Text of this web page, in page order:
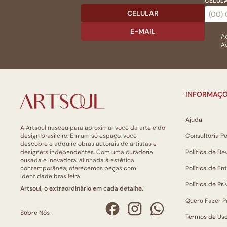
CELULAR
E-MAIL
A Artsoul nasceu para aproximar você da arte e do
design brasileiro. Em um só espaço, você
descobre e adquire obras autorais de artistas e
designers independentes. Com uma curadoria
ousada e inovadora, alinhada à estética
contemporânea, oferecemos peças com
identidade brasileira.
Artsoul, o extraordinário em cada detalhe.
Sobre Nós
Ajuda
Consultoria
Política de
Política de
Política de
Quero Fazer
Termos de